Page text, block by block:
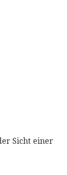
Sicht einer